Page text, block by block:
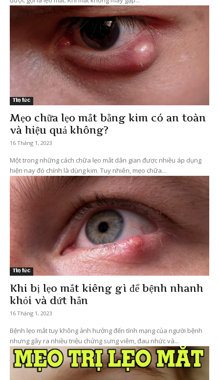
Tin tức
Mẹo chữa lẹo mắt bằng kim có an toàn
và hiệu quả không?
16 Tháng 1, 2023
Một trong những cách chữa lẹo mắt dân gian được nhiều áp dụng
hiện nay đó chính là dùng kim. Tuy nhiên, mẹo chữa...
Tin tức
Khi bị lẹo mắt kiêng gì để bệnh nhanh
khỏi và dứt hẳn
16 Tháng 1, 2023
Bệnh lẹo mắt tuy không ảnh hưởng đến tính mạng của người bệnh
nhưng gây ra nhiều triệu chứng sưng viêm, đau nhức và...